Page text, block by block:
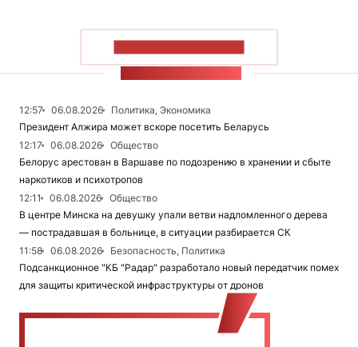
12:57 06.08.2026
Политика, Экономика
Президент Алжира может вскоре посетить Беларусь
12:17
06.08.2026
Общество
Белорус арестован в Варшаве по подозрению в хранении и сбыте
наркотиков и психотропов
12:11
06.08.2026
Общество
В центре Минска на девушку упали ветви надломленного дерева
— пострадавшая в больнице, в ситуации разбирается СК
11:58
06.08.2026
Безопасность, Политика
Подсанкционное "КБ "Радар" разработало новый передатчик помех
для защиты критической инфраструктуры от дронов